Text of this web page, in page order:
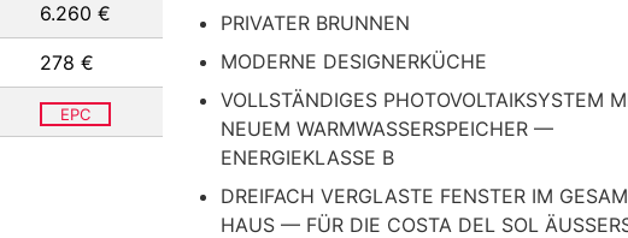
6.260 €
278 €
EPC
PRIVATER BRUNNEN
MODERNE DESIGNERKÜCHE
VOLLSTÄNDIGES PHOTOVOLTAIKSYSTEM
NEUEM WARMWASSERSPEICHER —
ENERGIEKLASSE B
DREIFACH VERGLASTE FENSTER IM
HAUS — FÜR DIE COSTA DEL SOL